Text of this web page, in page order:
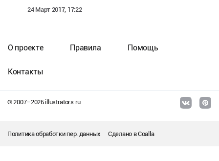
24 Март 2017, 17:22
© 2007–2026illustrators.ru
О проекте Правила Помощь
Контакты
Политика обработки пер. данных Сделано вCoalla